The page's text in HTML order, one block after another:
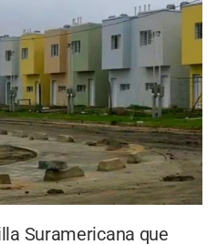
Suramericana que